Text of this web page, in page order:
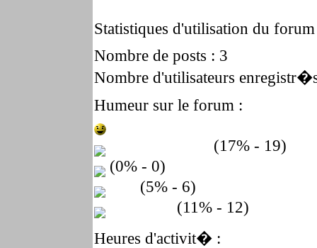
Statistiques d'utilisation du
Nombre de posts : 3
Nombre d'utilisateurs
Humeur sur le forum :
(17% - 19)
(0% - 0)
(5% - 6)
(11% - 12)
Heures d'activit� :